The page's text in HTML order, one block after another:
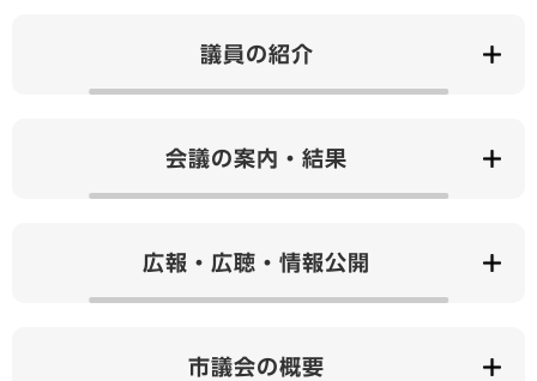
議員の紹介
会議の案内・結果
広報・広聴・情報公開
市議会の概要